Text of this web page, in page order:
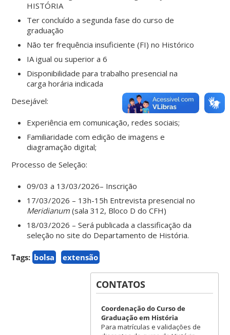
HISTÓRIA
Ter concluído a segunda fase do curso de
graduação
Não ter frequência insuficiente (FI) no Histórico
IA igual ou superior a 6
Disponibilidade para trabalho presencial na
carga horária indicada
Desejável:
Experiência em comunicação, redes sociais;
Familiaridade com edição de imagens e
diagramação digital;
Processo de Seleção:
09/03 a 13/03/2026– Inscrição
17/03/2026 – 13h-15h Entrevista presencial no
Meridianum(sala 312, Bloco D do CFH)
18/03/2026 – Será publicada a classificação da
seleção no site do Departamento de História.
Tags: bolsa extensão
CONTATOS
Coordenação do Curso de
Graduação em História
Para matrículas e validações de